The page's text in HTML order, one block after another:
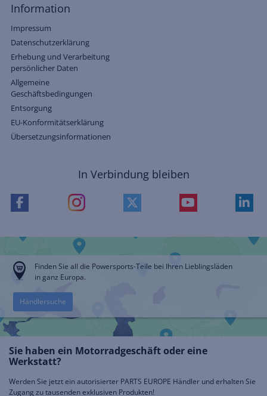
Information
Impressum
Datenschutzerklärung
Erhebung und Verarbeitung
persönlicher Daten
Allgemeine
Geschäftsbedingungen
Entsorgung
EU-Konformitätserklärung
Übersetzungsinformationen
In Verbindung bleiben
Finden Sie all die Powersports-Teile bei Ihren Lieblingsläden
in ganz Europa.
Händlersuche
Sie haben ein Motorradgeschäft oder eine
Werkstatt?
Werden Sie jetzt ein autorisierter PARTS EUROPE Händler und erhalten Sie
Zugang zu tausenden exklusiven Produkten!